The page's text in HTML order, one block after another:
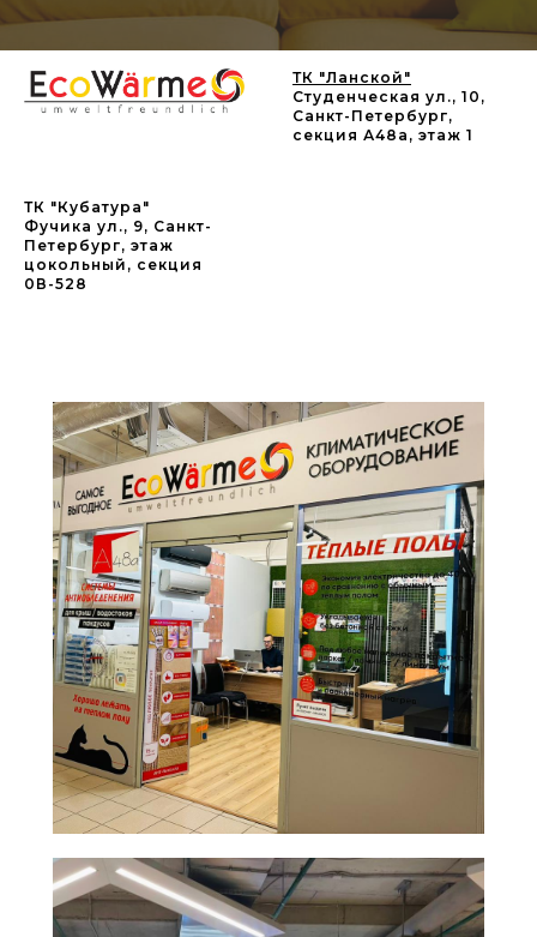
ТК "Ланской"
Студенческая ул., 10,
Санкт-Петербург,
секция А48а, этаж 1
ТК "Кубатура"
Фучика ул., 9, Санкт-
Петербург, этаж
цокольный, секция
0В-528